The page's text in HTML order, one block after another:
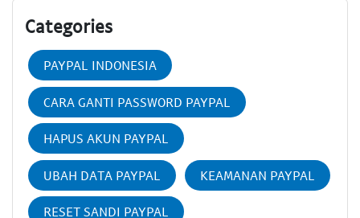
Categories
PAYPAL INDONESIA
CARA GANTI PASSWORD PAYPAL
HAPUS AKUN PAYPAL
UBAH DATA PAYPAL KEAMANAN PAYPAL
RESET SANDI PAYPAL